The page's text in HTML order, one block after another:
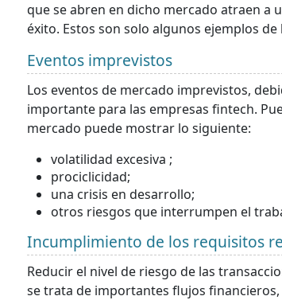
que se abren en dicho mercado atraen a
éxito. Estos son solo algunos ejemplos
Eventos imprevistos
Los eventos de mercado imprevistos,
importante para las empresas fintech.
mercado puede mostrar lo siguiente:
volatilidad excesiva ;
prociclicidad;
una crisis en desarrollo;
otros riesgos que interrumpen el
Incumplimiento de los requisitos
Reducir el nivel de riesgo de las
se trata de importantes flujos